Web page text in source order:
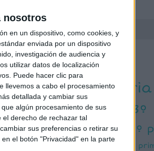
nosotros
en un dispositivo, como cookies, y
enviada por un dispositivo
investigación de audiencia y
utilizar datos de localización
Puede hacer clic para
llevemos a cabo el procesamiento
detallada y cambiar sus
algún procesamiento de sus
derecho de rechazar tal
sus preferencias o retirar su
el botón "Privacidad" en la parte
ETIQUETAS
1º primaria
primaria
3º
primaria
4º
5º primaria 6º